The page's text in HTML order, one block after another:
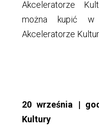
Akceleratorze
można kupić w
Akceleratorze
20 września |
Kultury